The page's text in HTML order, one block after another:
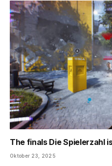
The finals Die Spielerzahl
Oktober 23, 2025